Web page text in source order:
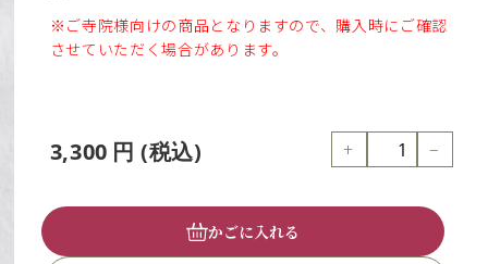
※ご寺院様向けの商品となりますので、購入時にご確認
させていただく場合があります。
3,300 円 (税込) + −
かごに入れる